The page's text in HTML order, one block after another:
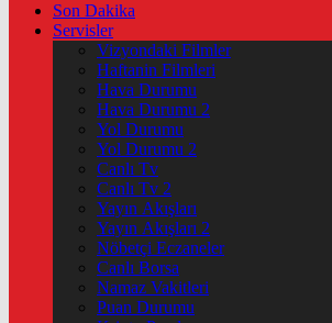
Son Dakika
Servisler
Vizyondaki Filmler
Haftanin Filmleri
Hava Durumu
Hava Durumu 2
Yol Durumu
Yol Durumu 2
Canlı Tv
Canlı Tv 2
Yayın Akışları
Yayın Akışları 2
Nöbetçi Eczaneler
Canlı Borsa
Namaz Vakitleri
Puan Durumu